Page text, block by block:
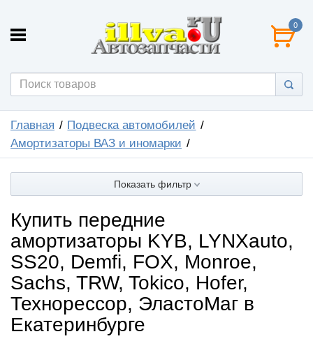
0
Главная
Подвеска автомобилей
Амортизаторы ВАЗ и иномарки
Показать фильтр
Купить передние
амортизаторы KYB, LYNXauto,
SS20, Demfi, FOX, Monroe,
Sachs, TRW, Tokico, Hofer,
Технорессор, ЭластоМаг в
Екатеринбурге